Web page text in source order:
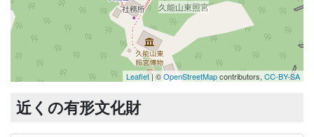
久能山東照宮
Leaflet| ©OpenStreetMapcontributors, CC-BY-SA
近くの有形文化財